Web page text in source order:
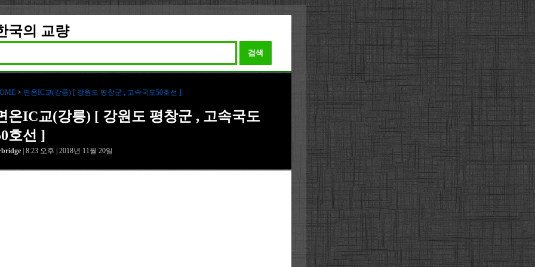
국의 교량
검색
> 면온IC교(강릉) [ 강원도 평창군 , 고속국도50호선 ]
온IC교(강릉) [ 강원도 평창군 , 고속국도
호선 ]
| 8:23 오후 | 2018년 11월 20일